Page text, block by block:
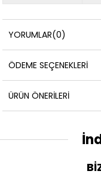
YORUMLAR(0)
ÖDEME SEÇENEKLERI
ÜRÜN ÖNERILERI